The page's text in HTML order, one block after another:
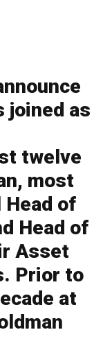
joined as
twelve
most
of
Head of
Asset
Prior to
at